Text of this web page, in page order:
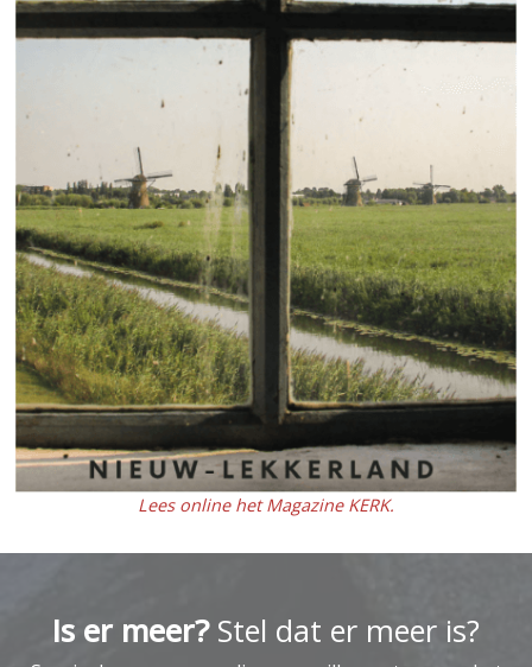
Lees online het Magazine KERK.
Is er meer?Stel dat er meer is?